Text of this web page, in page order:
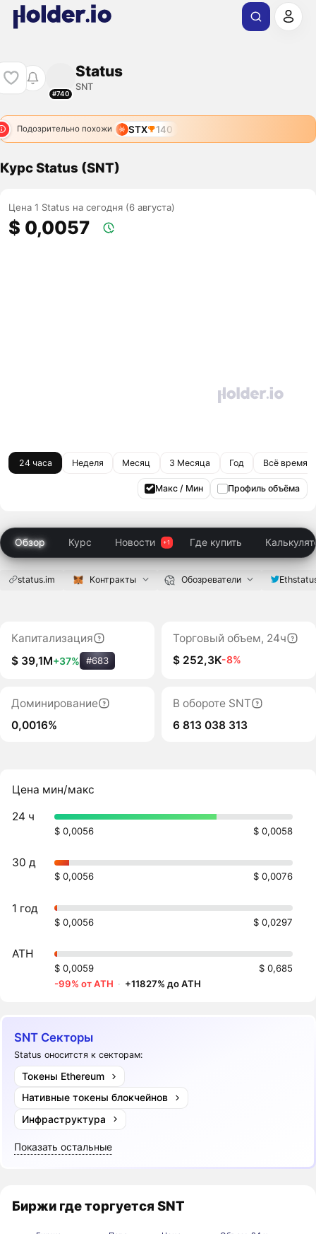
#740
Status
SNT
Подозрительно похожи STX 140
Курс Status (SNT)
Цена 1 Status на сегодня (6 августа)
$ 0,0057
24 часа Неделя Месяц 3 Месяца Год Всё время
Макс / Мин Профиль объёма
Обзор Курс Новости Где купить
status.im Контракты Обозреватели
Капитализация
$ 39,1M+37% #683
Торговый объем, 24ч
$ 252,3K-8%
Доминирование
0,0016%
В обороте SNT
6 813 038 313
Цена мин/макс
24 ч
$ 0,0056 $ 0,0058
30 д
$ 0,0056 $ 0,0076
1 год
$ 0,0056 $ 0,0297
ATH
$ 0,0059
$ 0,685
-99% от ATH · +11827% до ATH
SNT Секторы
Status оноситстя к секторам:
Токены Ethereum
Нативные токены блокчейнов
Инфраструктура
Показать остальные
Биржи где торгуется SNT